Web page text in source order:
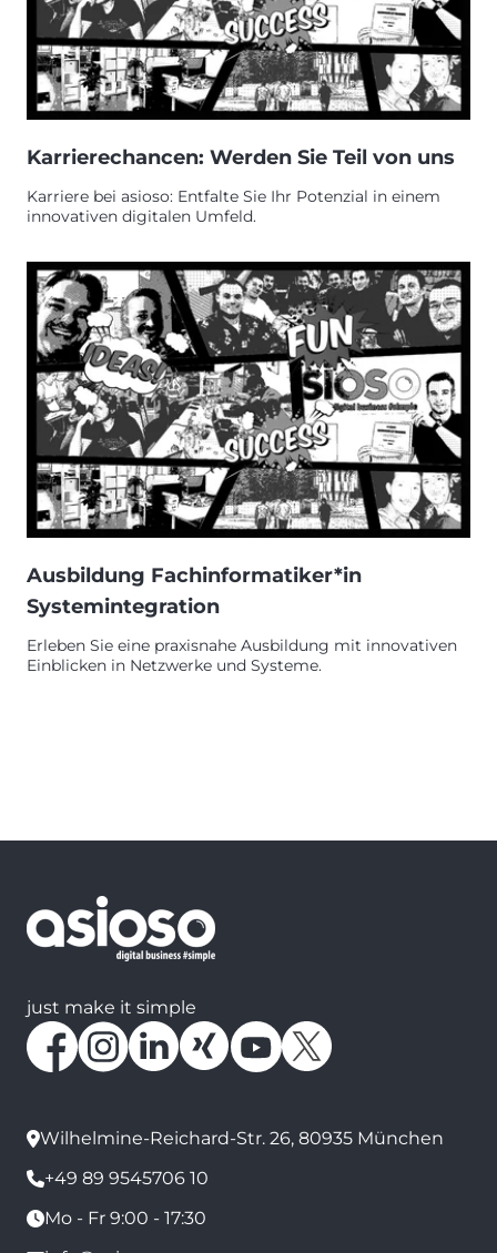
Karrierechancen: Werden Sie Teil von uns
Karriere bei asioso: Entfalte Sie Ihr Potenzial in einem
innovativen digitalen Umfeld.
Ausbildung Fachinformatiker*in
Systemintegration
Erleben Sie eine praxisnahe Ausbildung mit innovativen
Einblicken in Netzwerke und Systeme.
just make it simple
Wilhelmine-Reichard-Str. 26, 80935 München
+49 89 9545706 10
Mo - Fr 9:00 - 17:30